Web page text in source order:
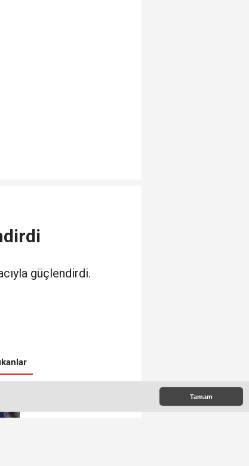
Tamam
güçlendirdi.
Taşıma Araçlarına